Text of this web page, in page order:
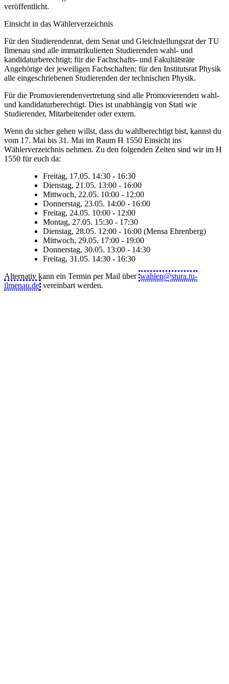
veröffentlicht.
Einsicht in das Wählerverzeichnis
Für den Studierendenrat, dem Senat und Gleichstellungsrat der TU
Ilmenau sind alle immatrikulierten Studierenden wahl- und
kandidaturberechtigt; für die Fachschafts- und Fakultätsräte
Angehörige der jeweiligen Fachschaften; für den Institutsrat Physik
alle eingeschriebenen Studierenden der technischen Physik.
Für die Promovierendenvertretung sind alle Promovierenden wahl-
und kandidaturberechtigt. Dies ist unabhängig von Stati wie
Studierender, Mitarbeitender oder extern.
Wenn du sicher gehen willst, dass du wahlberechtigt bist, kannst du
vom 17. Mai bis 31. Mai im Raum H 1550 Einsicht ins
Wählerverzeichnis nehmen. Zu den folgenden Zeiten sind wir im H
1550 für euch da:
Freitag, 17.05. 14:30 - 16:30
Dienstag, 21.05. 13:00 - 16:00
Mittwoch, 22.05. 10:00 - 12:00
Donnerstag, 23.05. 14:00 - 16:00
Freitag, 24.05. 10:00 - 12:00
Montag, 27.05. 15:30 - 17:30
Dienstag, 28.05. 12:00 - 16:00 (Mensa Ehrenberg)
Mittwoch, 29.05. 17:00 - 19:00
Donnerstag, 30.05. 13:00 - 14:30
Freitag, 31.05. 14:30 - 16:30
Alternativ kann ein Termin per Mail über wahlen@stura.tu-
ilmenau.de vereinbart werden.